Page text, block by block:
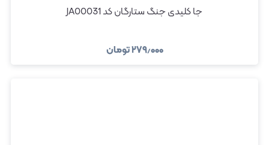
جا کلیدی جنگ ستارگان کد JA00031
۲۷۹٫۰۰۰تومان